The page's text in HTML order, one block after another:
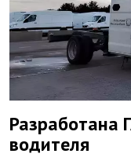
Разработана
водителя